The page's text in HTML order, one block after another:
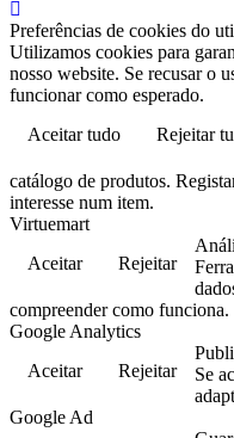
Preferências de cookies do
Utilizamos cookies para
nosso website. Se recusar o
funcionar como esperado.
Aceitar tudo
Rejeitar
catálogo de produtos.
interesse num item.
Virtuemart
Aceitar
Rejeitar
compreender como funciona.
Google Analytics
Aceitar
Rejeitar
Se
Google Ad